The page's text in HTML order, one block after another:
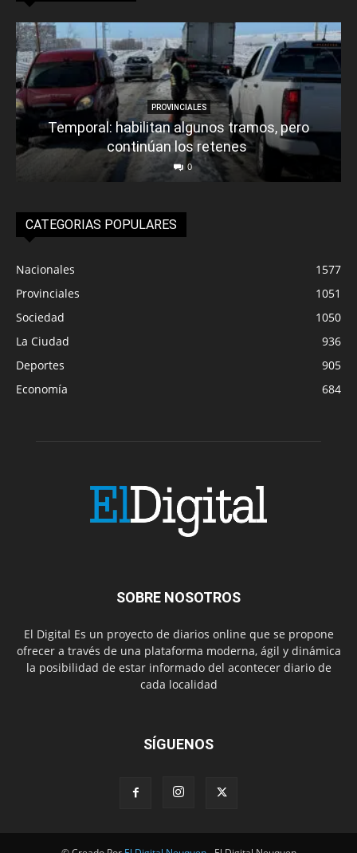
PROVINCIALES
Temporal: habilitan algunos tramos, pero
continúan los retenes
0
CATEGORIAS POPULARES
Nacionales
1577
Provinciales
1051
Sociedad
1050
La Ciudad
936
Deportes
905
Economía
684
SOBRE NOSOTROS
El Digital Es un proyecto de diarios online que se propone
ofrecer a través de una plataforma moderna, ágil y dinámica
la posibilidad de estar informado del acontecer diario de
cada localidad
SÍGUENOS